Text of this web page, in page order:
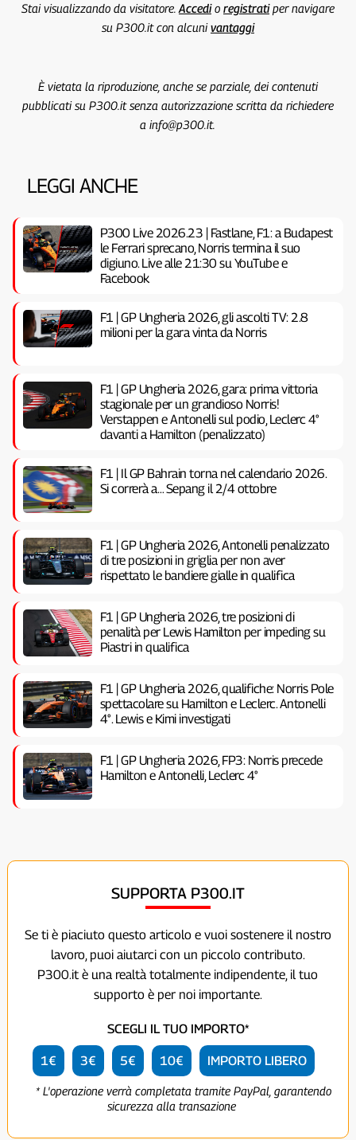
Stai visualizzando da visitatore. Accedio registratiper navigare
su P300.it con alcunivantaggi
È vietata la riproduzione, anche se parziale, dei contenuti
pubblicati su P300.it senza autorizzazione scritta da richiedere
a info@p300.it.
LEGGI ANCHE
P300 Live 2026.23 | Fastlane, F1: a Budapest
le Ferrari sprecano, Norris termina il suo
digiuno. Live alle 21:30 su YouTube e
Facebook
F1 | GP Ungheria 2026, gli ascolti TV: 2.8
milioni per la gara vinta da Norris
F1 | GP Ungheria 2026, gara: prima vittoria
stagionale per un grandioso Norris!
Verstappen e Antonelli sul podio, Leclerc 4°
davanti a Hamilton (penalizzato)
F1 | Il GP Bahrain torna nel calendario 2026.
Si correrà a… Sepang il 2/4 ottobre
F1 | GP Ungheria 2026, Antonelli penalizzato
di tre posizioni in griglia per non aver
rispettato le bandiere gialle in qualifica
F1 | GP Ungheria 2026, tre posizioni di
penalità per Lewis Hamilton per impeding su
Piastri in qualifica
F1 | GP Ungheria 2026, qualifiche: Norris Pole
spettacolare su Hamilton e Leclerc. Antonelli
4°. Lewis e Kimi investigati
F1 | GP Ungheria 2026, FP3: Norris precede
Hamilton e Antonelli, Leclerc 4°
SUPPORTA P300.IT
Se ti è piaciuto questo articolo e vuoi sostenere il nostro
lavoro, puoi aiutarci con un piccolo contributo.
P300.it è una realtà totalmente indipendente, il tuo
supporto è per noi importante.
SCEGLI IL TUO IMPORTO*
1€ 3€ 5€ 10€ IMPORTO LIBERO
* L'operazione verrà completata tramite PayPal, garantendo
sicurezza alla transazione